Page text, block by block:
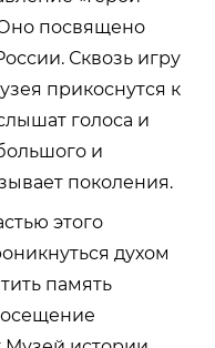
Оно посвящено
Сквозь игру
прикоснутся к
голоса и
и
поколения.
этого
духом
память